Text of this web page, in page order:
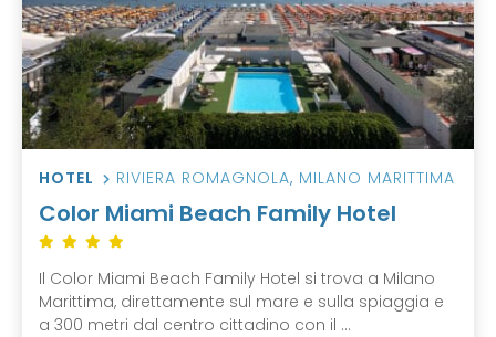
HOTEL RIVIERA ROMAGNOLA, MILANO MARITTIMA
Color Miami Beach Family Hotel
Il Color Miami Beach Family Hotel si trova a Milano
Marittima, direttamente sul mare e sulla spiaggia e
a 300 metri dal centro cittadino con il ...